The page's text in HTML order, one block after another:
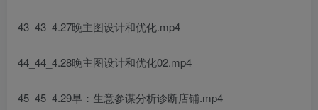
43_43_4.27晚主图设计和优化.mp4
44_44_4.28晚主图设计和优化02.mp4
45_45_4.29早：生意参谋分析诊断店铺.mp4